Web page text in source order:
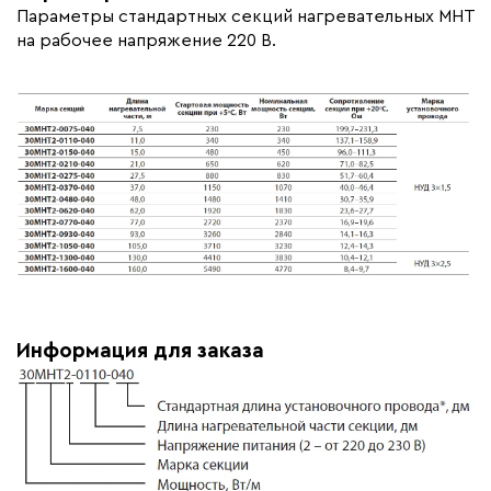
Параметры стандартных секций нагревательных МНТ
на рабочее напряжение 220 В.
Информация для заказа